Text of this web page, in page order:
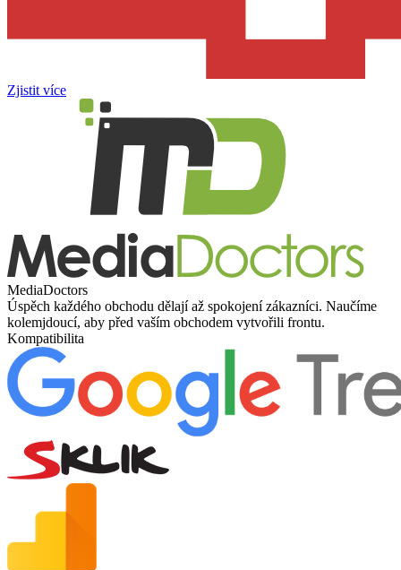
Zjistit více
MediaDoctors
Úspěch každého obchodu dělají až spokojení zákazníci. Naučíme
kolemjdoucí, aby před vaším obchodem vytvořili frontu.
Kompatibilita